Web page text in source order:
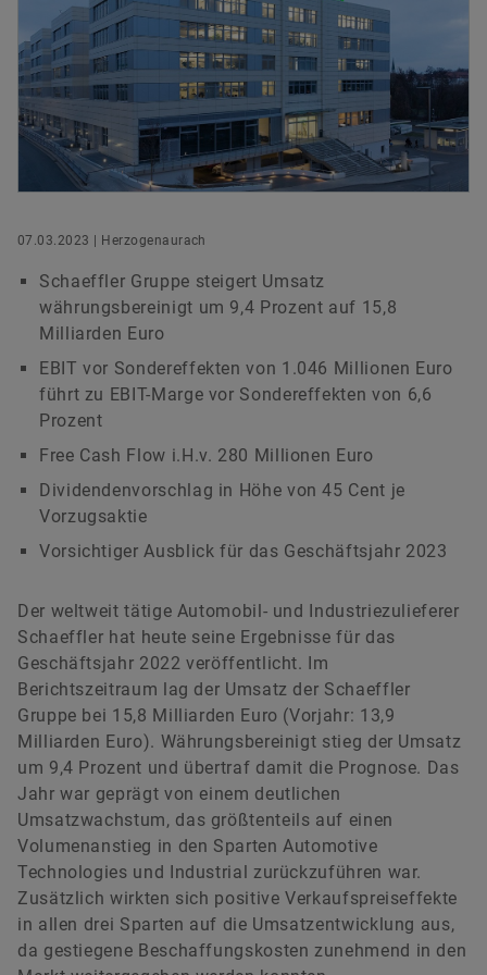
Kooperationen
Förderprojekte
Managers‘ Transactions
Rating
Hauptversammlung 2023
Hauptversammlung 2022
Hauptversammlung 2021
Außerordentliche Hauptversammlung 2020
Hauptversammlung 2019
Hauptversammlung 2018
Hauptversammlung 2017
Ecosystem
Kapitalmarkttag
Akquisitionen & Desinvestitionen
Finanzkalender
Leiter Konzernkommunikation & Public Affairs
Schaeffler AG
Herzogenaurach
+49 9132 82 8901
axel.luedeke@schaeffler.com
Matthias Herms
Schaeffler AG
Herzogenaurach
+49 9132 82 3714
matthias.herms@schaeffler.com
Jetzt bestellen
07.03.2023 | Herzogenaurach
Schaeffler Gruppe steigert Umsatz
währungsbereinigt um 9,4 Prozent auf 15,8
Milliarden Euro
EBIT vor Sondereffekten von 1.046 Millionen Euro
führt zu EBIT-Marge vor Sondereffekten von 6,6
Prozent
Free Cash Flow i.H.v. 280 Millionen Euro
Dividendenvorschlag in Höhe von 45 Cent je
Vorzugsaktie
Vorsichtiger Ausblick für das Geschäftsjahr 2023
Der weltweit tätige Automobil- und Industriezulieferer
Schaeffler hat heute seine Ergebnisse für das
Geschäftsjahr 2022 veröffentlicht. Im
Berichtszeitraum lag der Umsatz der Schaeffler
Gruppe bei 15,8 Milliarden Euro (Vorjahr: 13,9
Milliarden Euro). Währungsbereinigt stieg der Umsatz
um 9,4 Prozent und übertraf damit die Prognose. Das
Jahr war geprägt von einem deutlichen
Umsatzwachstum, das größtenteils auf einen
Volumenanstieg in den Sparten Automotive
Technologies und Industrial zurückzuführen war.
Zusätzlich wirkten sich positive Verkaufspreiseffekte
in allen drei Sparten auf die Umsatzentwicklung aus,
da gestiegene Beschaffungskosten zunehmend in den